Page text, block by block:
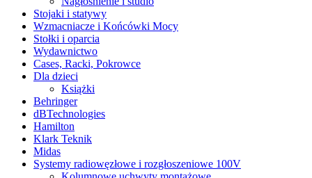
Stojaki i statywy
Wzmacniacze i Końcówki Mocy
Stołki i oparcia
Wydawnictwo
Cases, Racki, Pokrowce
Dla dzieci
Książki
Behringer
dBTechnologies
Hamilton
Klark Teknik
Midas
Systemy radiowęzłowe i rozgłoszeniowe 100V